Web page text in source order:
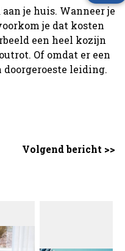
je huis. Wanneer je
je dat kosten
een heel kozijn
Of omdat er een
doorgeroeste leiding.
Volgend bericht >>